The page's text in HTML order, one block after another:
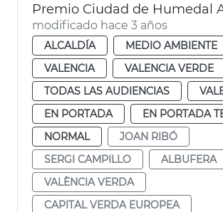
Premio Ciudad de Humedal
modificado hace 3 años
ALCALDÍA
MEDIO AMBIENTE
VALENCIA
VALENCIA VERDE
TODAS LAS AUDIENCIAS
EN PORTADA
EN PORTADA
NORMAL
JOAN RIBÓ
SERGI CAMPILLO
ALBUFERA
VALÈNCIA VERDA
CAPITAL VERDA EUROPEA